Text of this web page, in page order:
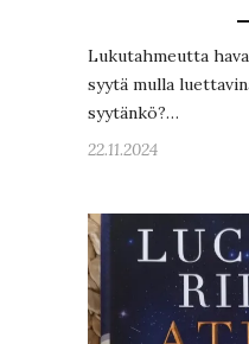
Lukutahmeutta
syytä mulla
syytänkö?…
22.11.2024